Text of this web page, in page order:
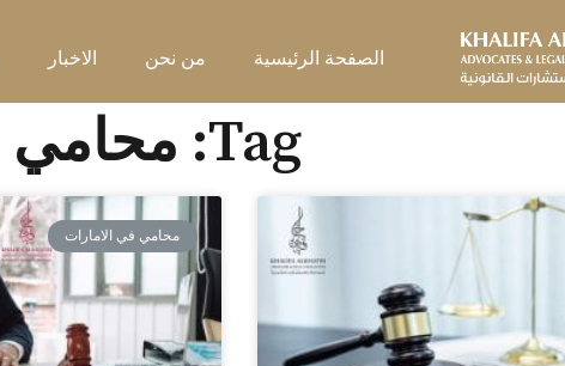
الصفحة الرئيسية من نحن الاخبار
Tag: محامي في الإمارات
محامي في الامارات